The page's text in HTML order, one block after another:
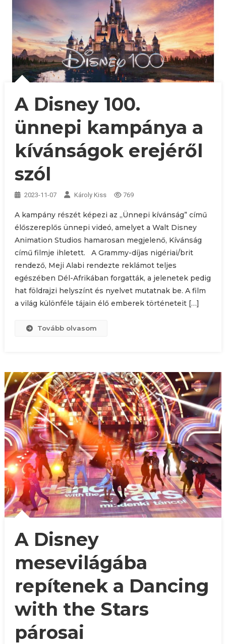
A Disney 100.
ünnepi kampánya a
kívánságok erejéről
szól
2023-11-07 Károly Kiss 769
A kampány részét képezi az „Ünnepi kívánság” című
élőszereplős ünnepi videó, amelyet a Walt Disney
Animation Studios hamarosan megjelenő, Kívánság
című filmje ihletett. A Grammy-díjas nigériai/brit
rendező, Meji Alabi rendezte reklámot teljes
egészében Dél-Afrikában forgatták, a jelenetek pedig
hat földrajzi helyszínt és nyelvet mutatnak be. A film
a világ különféle tájain élő emberek történeteit […]
Tovább olvasom
A Disney
mesevilágába
repítenek a Dancing
with the Stars
párosai